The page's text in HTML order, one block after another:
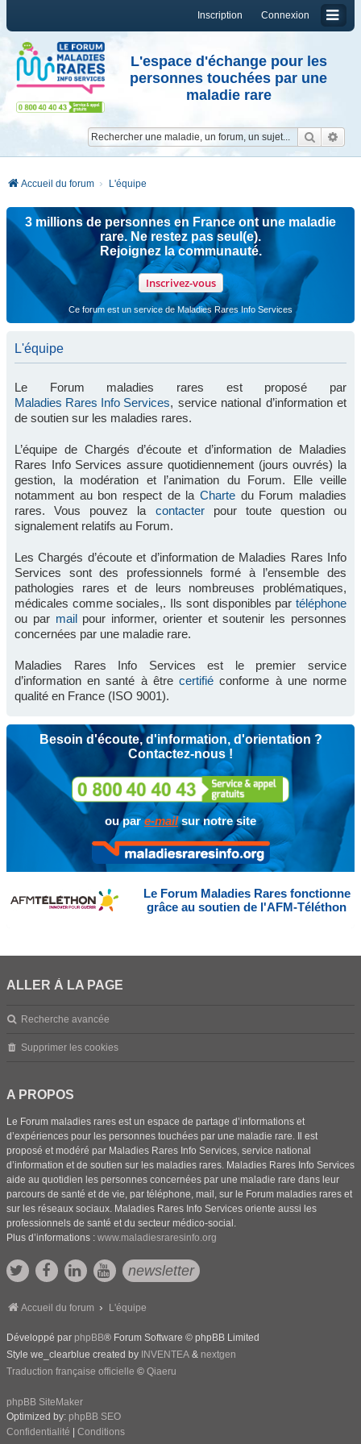
Connexion
Inscription
L'espace d'échange pour les
personnes touchées par une
maladie rare
Accueil du forum L'équipe
3 millions de personnes en France ont une maladie
rare. Ne restez pas seul(e).
Rejoignez la communauté.
Inscrivez-vous
Ce forum est un service de Maladies Rares Info Services
L'équipe
Le Forum maladies rares est proposé par
Maladies Rares Info Services, service national d’information et
de soutien sur les maladies rares.
L’équipe de Chargés d’écoute et d’information de Maladies
Rares Info Services assure quotidiennement (jours ouvrés) la
gestion, la modération et l’animation du Forum. Elle veille
notamment au bon respect de la Charte du Forum maladies
rares. Vous pouvez la contacterpour toute question ou
signalement relatifs au Forum.
Les Chargés d’écoute et d’information de Maladies Rares Info
Services sont des professionnels formé à l’ensemble des
pathologies rares et de leurs nombreuses problématiques,
médicales comme sociales,. Ils sont disponibles par téléphone
ou par mailpour informer, orienter et soutenir les personnes
concernées par une maladie rare.
Maladies Rares Info Services est le premier service
d’information en santé à êtrecertifié conforme à une norme
qualité en France (ISO 9001).
Besoin d'écoute, d'information, d'orientation ?
Contactez-nous !
ou pare-mailsur notre site
Le Forum Maladies Rares fonctionne
grâce au soutien de l'AFM-Téléthon
ALLER À LA PAGE
Recherche avancée
Supprimer les cookies
A PROPOS
Le Forum maladies rares est un espace de partage d’informations et
d’expériences pour les personnes touchées par une maladie rare. Il est
proposé et modéré par Maladies Rares Info Services, service national
d’information et de soutien sur les maladies rares. Maladies Rares Info Services
aide au quotidien les personnes concernées par une maladie rare dans leur
parcours de santé et de vie, par téléphone, mail, sur le Forum maladies rares et
sur les réseaux sociaux. Maladies Rares Info Services oriente aussi les
professionnels de santé et du secteur médico-social.
Plus d’informations : www.maladiesraresinfo.org
newsletter
Accueil du forum L'équipe
Développé par phpBB® Forum Software © phpBB Limited
Style we_clearblue created by INVENTEA & nextgen
Traduction française officielle © Qiaeru
phpBB SiteMaker
Optimized by: phpBB SEO
Confidentialité
Conditions